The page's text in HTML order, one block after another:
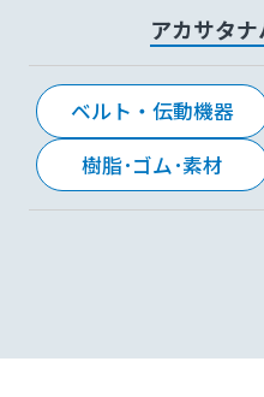
アカサタナ
ベルト・伝動機器
樹脂･ゴム･素材